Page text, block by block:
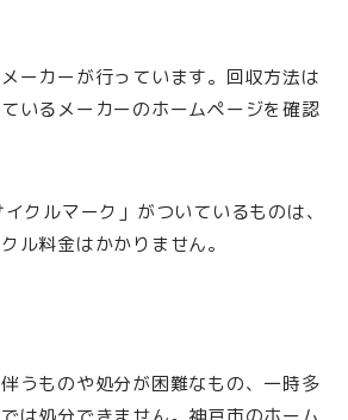
ーカーが行っています。回収方法は
いるメーカーのホームページを確認
クルマーク」がついているものは、
ル料金はかかりません。
うものや処分が困難なもの、一時多